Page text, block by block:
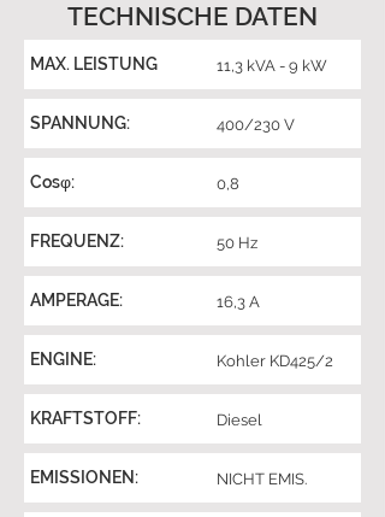
TECHNISCHE DATEN
MAX. LEISTUNG 11,3 kVA - 9 kW
SPANNUNG: 400/230 V
Cosφ: 0,8
FREQUENZ: 50 Hz
AMPERAGE: 16,3 A
ENGINE: Kohler KD425/2
KRAFTSTOFF: Diesel
EMISSIONEN: NICHT EMIS.